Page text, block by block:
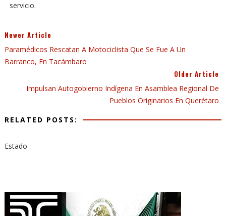
servicio.
Newer Article
Paramédicos Rescatan A Motociclista Que Se Fue A Un
Barranco, En Tacámbaro
Older Article
Impulsan Autogobierno Indígena En Asamblea Regional De
Pueblos Originarios En Querétaro
RELATED POSTS:
Estado